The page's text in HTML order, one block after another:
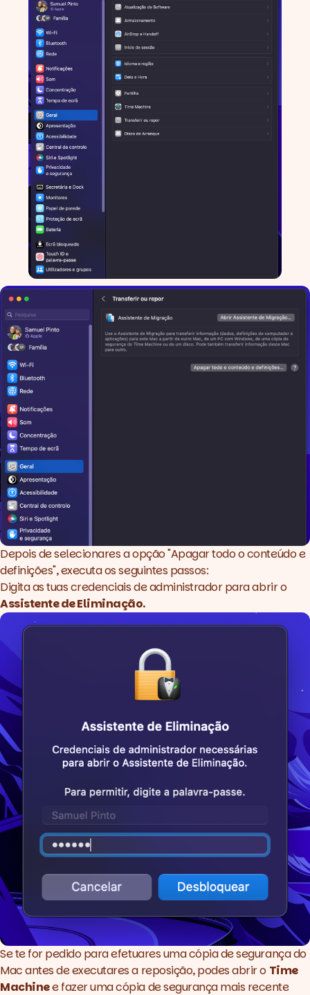
Depois de selecionares a opção "Apagar todo o conteúdo e
definições", executa os seguintes passos:
Digita as tuas credenciais de administrador para abrir o
Assistente de Eliminação.
Se te for pedido para efetuares uma cópia de segurança do
Mac antes de executares a reposição, podes abrir o Time
Machinee fazer uma cópia de segurança mais recente